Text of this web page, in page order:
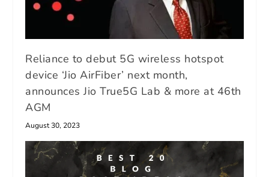
Reliance to debut 5G wireless hotspot
device ‘Jio AirFiber’ next month,
announces Jio True5G Lab & more at 46th
AGM
August 30, 2023